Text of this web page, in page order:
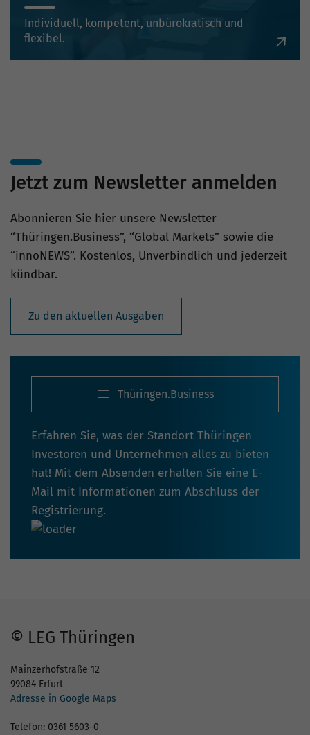
Individuell, kompetent, unbürokratisch und
flexibel.
Jetzt zum Newsletter anmelden
Abonnieren Sie hier unsere Newsletter
“Thüringen.Business”, “Global Markets” sowie die
“innoNEWS”. Kostenlos, Unverbindlich und jederzeit
kündbar.
Zu den aktuellen Ausgaben
Thüringen.Business
Erfahren Sie, was der Standort Thüringen
Investoren und Unternehmen alles zu bieten
hat! Mit dem Absenden erhalten Sie eine E-
Mail mit Informationen zum Abschluss der
Registrierung.
© LEG Thüringen
Mainzerhofstraße 12
99084 Erfurt
Adresse in Google Maps
Telefon: 0361 5603-0